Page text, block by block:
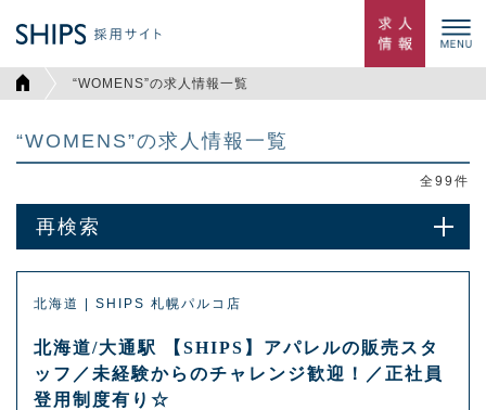
“WOMENS”の求人情報一覧
“WOMENS”の求人情報一覧
全99 件
再検索
北海道 | SHIPS 札幌パルコ店
北海道/大通駅 【SHIPS】アパレルの販売スタ
ッフ／未経験からのチャレンジ歓迎！／正社員
登用制度有り☆